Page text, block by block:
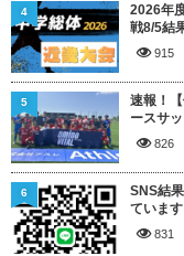
2026年
戦8/5結
915
4
速報！
ースサ
826
5
SNS結
ています
831
6